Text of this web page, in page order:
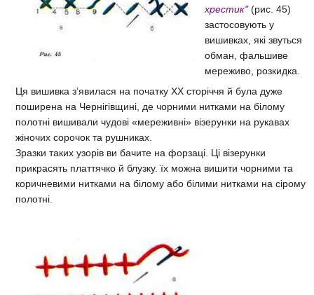
хрестик" (рис. 45)
застосовують у
вишивках, які звуться
обман, фальшиве
мереживо, розкидка.
Ця вишивка з’явилася на початку XX сторіччя й була дуже
поширена на Чернігівщині, де чорними нитками на білому
полотні вишивали чудові «мереживні» візерунки на рукавах
жіночих сорочок та рушниках.
Зразки таких узорів ви бачите на форзаці. Ці візерунки
прикрасять платтячко й блузку. їх можна вишити чорними та
коричневими нитками на білому або білими нитками на сірому
полотні.